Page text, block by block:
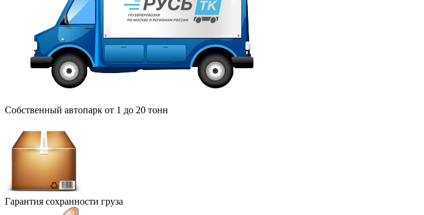
Собственный автопарк от 1 до 20 тонн
Гарантия сохранности груза